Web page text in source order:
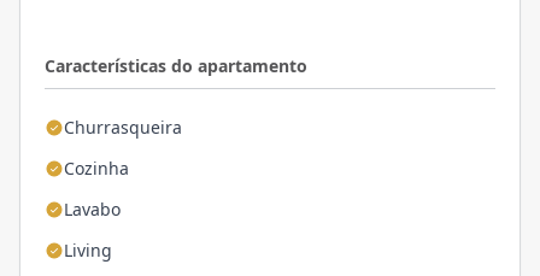
Características do apartamento
Churrasqueira
Cozinha
Lavabo
Living